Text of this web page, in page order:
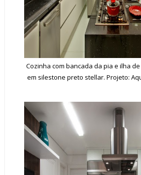
Cozinha com bancada da pia e ilha
em silestone preto stellar. Projeto: